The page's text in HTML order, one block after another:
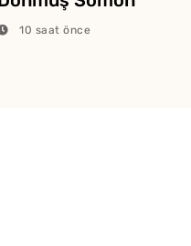
Yöntemi
10 saat önce